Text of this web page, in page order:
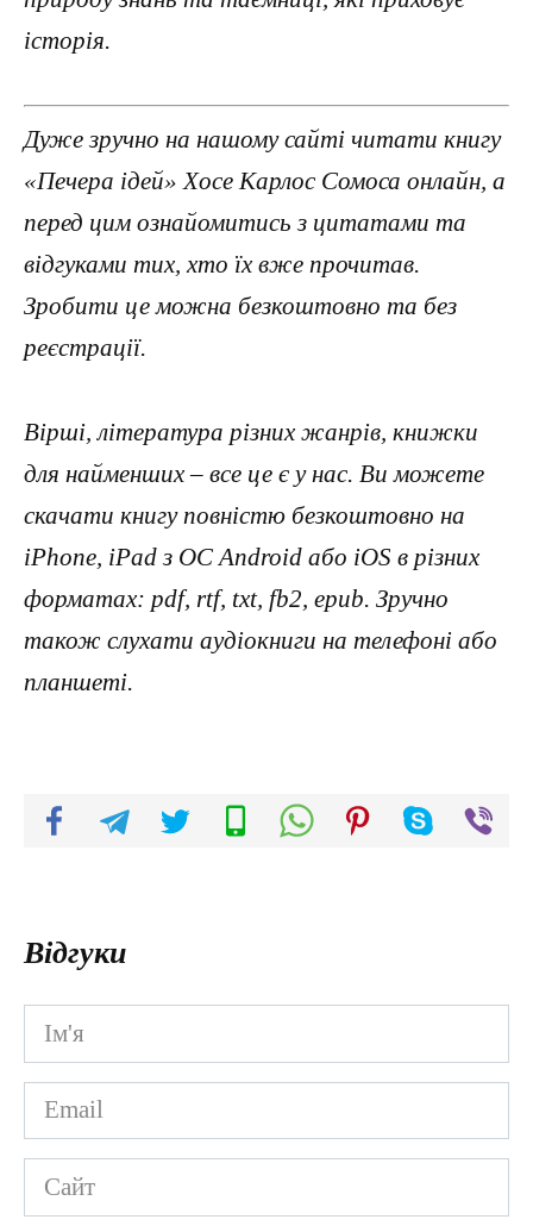
історія.
Дуже зручно на нашому сайті читати книгу
«Печера ідей» Хосе Карлос Сомоса онлайн, а
перед цим ознайомитись з цитатами та
відгуками тих, хто їх вже прочитав.
Зробити це можна безкоштовно та без
реєстрації.
Вірші, література різних жанрів, книжки
для найменших – все це є у нас. Ви можете
скачати книгу повністю безкоштовно на
iPhone, iPad з ОС Android або iOS в різних
форматах: pdf, rtf, txt, fb2, epub. Зручно
також слухати аудіокниги на телефоні або
планшеті.
Відгуки
Ім'я
*
Email
*
Сайт